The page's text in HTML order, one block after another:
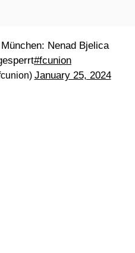
Nenad Bjelica
#fcunion
January 25, 2024